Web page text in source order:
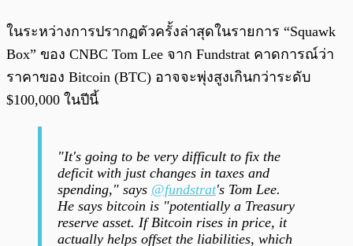
ในระหว่างการปรากฏตัวครั้งล่าสุดในรายการ “Squawk
Box” ของ CNBC Tom Lee จาก Fundstrat คาดการณ์ว่า
ราคาของ Bitcoin (BTC) อาจจะพุ่งสูงเกินกว่าระดับ
$100,000 ในปีนี้
"It's going to be very difficult to fix the
deficit with just changes in taxes and
spending," says @fundstrat's Tom Lee.
He says bitcoin is "potentially a Treasury
reserve asset. If Bitcoin rises in price, it
actually helps offset the liabilities, which